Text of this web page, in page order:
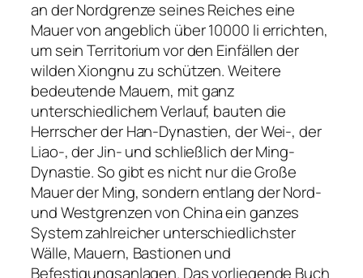
an der Nordgrenze seines Reiches eine
Mauer von angeblich über 10000 li errichten,
um sein Territorium vor den Einfällen der
wilden Xiongnu zu schützen. Weitere
bedeutende Mauern, mit ganz
unterschiedlichem Verlauf, bauten die
Herrscher der Han-Dynastien, der Wei-, der
Liao-, der Jin- und schließlich der Ming-
Dynastie. So gibt es nicht nur die Große
Mauer der Ming, sondern entlang der Nord-
und Westgrenzen von China ein ganzes
System zahlreicher unterschiedlichster
Wälle, Mauern, Bastionen und
Befestigungsanlagen. Das vorliegende Buch